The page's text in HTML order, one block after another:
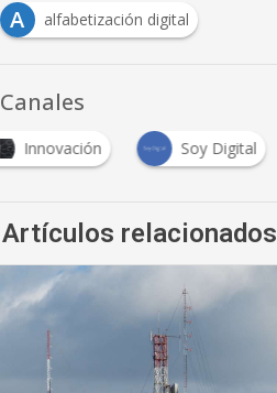
A
alfabetización digital
Canales
Innovación Soy Digital
Artículos relacionados